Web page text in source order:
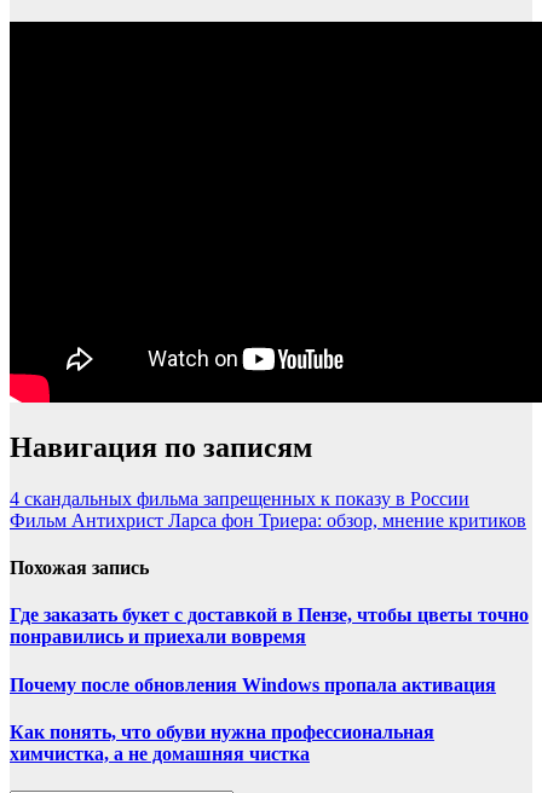
Навигация по записям
4 скандальных фильма запрещенных к показу в России
Фильм Антихрист Ларса фон Триера: обзор, мнение критиков
Похожая запись
Где заказать букет с доставкой в Пензе, чтобы цветы точно
понравились и приехали вовремя
Почему после обновления Windows пропала активация
Как понять, что обуви нужна профессиональная
химчистка, а не домашняя чистка